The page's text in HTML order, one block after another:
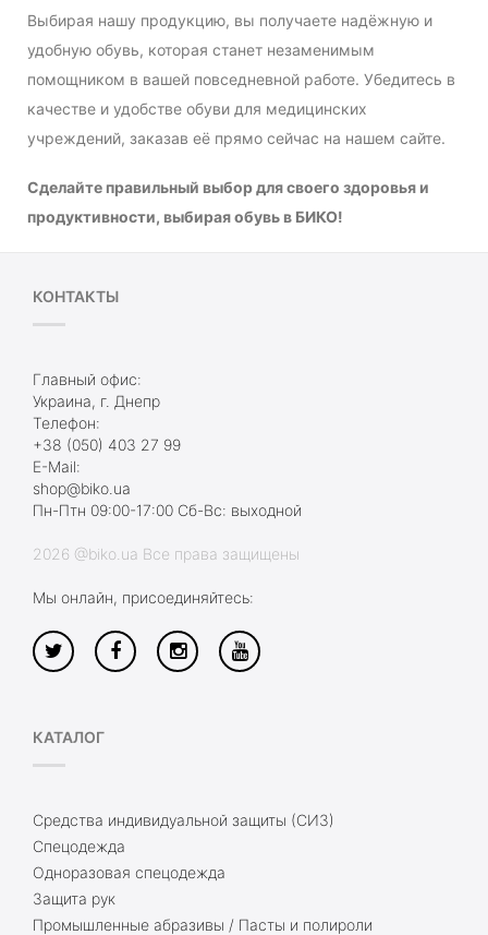
Выбирая нашу продукцию, вы получаете надёжную и
удобную обувь, которая станет незаменимым
помощником в вашей повседневной работе. Убедитесь в
качестве и удобстве обуви для медицинских
учреждений, заказав её прямо сейчас на нашем сайте.
Сделайте правильный выбор для своего здоровья и
продуктивности, выбирая обувь в БИКО!
КОНТАКТЫ
Главный офис:
Украина, г. Днепр
Телефон:
+38 (050) 403 27 99
E-Mail:
shop@biko.ua
Пн-Птн 09:00-17:00 Сб-Вс: выходной
2026 @biko.ua Все права защищены
Мы онлайн, присоединяйтесь:
КАТАЛОГ
Средства индивидуальной защиты (СИЗ)
Спецодежда
Одноразовая спецодежда
Защита рук
Промышленные абразивы / Пасты и полироли